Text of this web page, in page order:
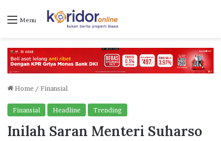
Menu
Home / Finansial
Finansial Headline Trending
Inilah Saran Menteri Suharso